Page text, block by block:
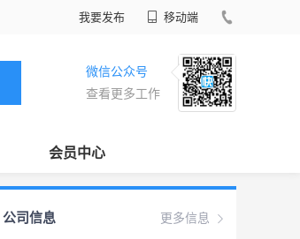
我要发布 移动端
微信公众号
查看更多工作
会员中心
更多信息
公司信息